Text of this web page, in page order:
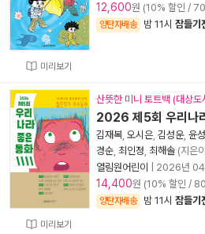
미리보기
12,600원 (10% 할인 /
양탄자배송 밤 11시 잠들기
미리보기
산뜻한 미니 토트백 (대상
2026 제5회 우리나
김재복 오시은 김성운, 윤
경순 최인정 최해솔 (지은
열림원어린이
2026년 04
14,400원 (10% 할인 /
양탄자배송 밤 11시 잠들기